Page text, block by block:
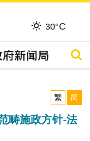
30°C
搜寻
繁
简
畴施政方针-法